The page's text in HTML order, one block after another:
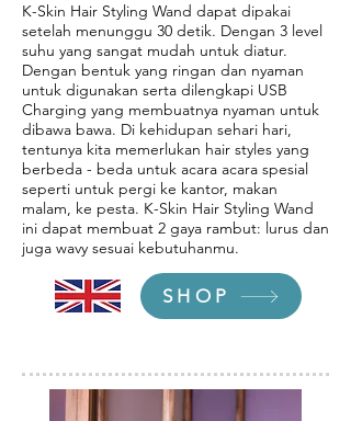
K-Skin Hair Styling Wand dapat dipakai
setelah menunggu 30 detik. Dengan 3 level
suhu yang sangat mudah untuk diatur.
Dengan bentuk yang ringan dan nyaman
untuk digunakan serta dilengkapi USB
Charging yang membuatnya nyaman untuk
dibawa bawa. Di kehidupan sehari hari,
tentunya kita memerlukan hair styles yang
berbeda - beda untuk acara acara spesial
seperti untuk pergi ke kantor, makan
malam, ke pesta. K-Skin Hair Styling Wand
ini dapat membuat 2 gaya rambut: lurus dan
juga wavy sesuai kebutuhanmu.
SHOP